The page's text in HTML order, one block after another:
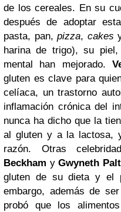
de los cereales. En su
después de adoptar
pasta, pan, pizza, cakes
harina de trigo), su
mental han mejorado.
gluten es clave para
celíaca, un trastorno
inflamación crónica del
nunca ha dicho que la
al gluten y a la lactosa,
razón. Otras
Beckham yGwyneth
gluten de su dieta y el
embargo, además de
probó que los